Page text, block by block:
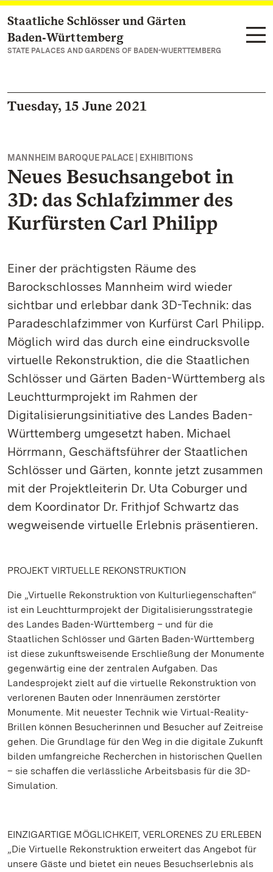
Navigate to main page
Staatliche Schlösser und Gärten
Baden‑Württemberg
STATE PALACES AND GARDENS OF BADEN-WUERTTEMBERG
Tuesday, 15 June 2021
MANNHEIM BAROQUE PALACE | EXHIBITIONS
Neues Besuchsangebot in
3D: das Schlafzimmer des
Kurfürsten Carl Philipp
Einer der prächtigsten Räume des
Barockschlosses Mannheim wird wieder
sichtbar und erlebbar dank 3D-Technik: das
Paradeschlafzimmer von Kurfürst Carl Philipp.
Möglich wird das durch eine eindrucksvolle
virtuelle Rekonstruktion, die die Staatlichen
Schlösser und Gärten Baden-Württemberg als
Leuchtturmprojekt im Rahmen der
Digitalisierungsinitiative des Landes Baden-
Württemberg umgesetzt haben. Michael
Hörrmann, Geschäftsführer der Staatlichen
Schlösser und Gärten, konnte jetzt zusammen
mit der Projektleiterin Dr. Uta Coburger und
dem Koordinator Dr. Frithjof Schwartz das
wegweisende virtuelle Erlebnis präsentieren.
PROJEKT VIRTUELLE REKONSTRUKTION
Die „Virtuelle Rekonstruktion von Kulturliegenschaften“
ist ein Leuchtturmprojekt der Digitalisierungsstrategie
des Landes Baden-Württemberg – und für die
Staatlichen Schlösser und Gärten Baden-Württemberg
ist diese zukunftsweisende Erschließung der Monumente
gegenwärtig eine der zentralen Aufgaben. Das
Landesprojekt zielt auf die virtuelle Rekonstruktion von
verlorenen Bauten oder Innenräumen zerstörter
Monumente. Mit neuester Technik wie Virtual-Reality-
Brillen können Besucherinnen und Besucher auf Zeitreise
gehen. Die Grundlage für den Weg in die digitale Zukunft
bilden umfangreiche Recherchen in historischen Quellen
– sie schaffen die verlässliche Arbeitsbasis für die 3D-
Simulation.
EINZIGARTIGE MÖGLICHKEIT, VERLORENES ZU ERLEBEN
„Die Virtuelle Rekonstruktion erweitert das Angebot für
unsere Gäste und bietet ein neues Besuchserlebnis als